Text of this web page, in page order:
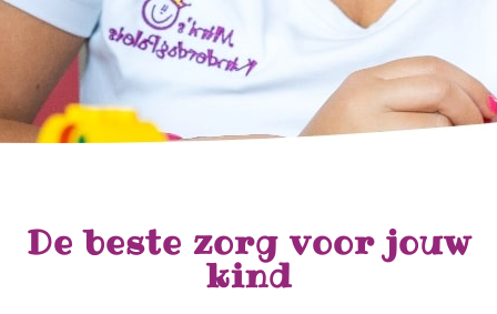
De beste zorg voor jouw
kind